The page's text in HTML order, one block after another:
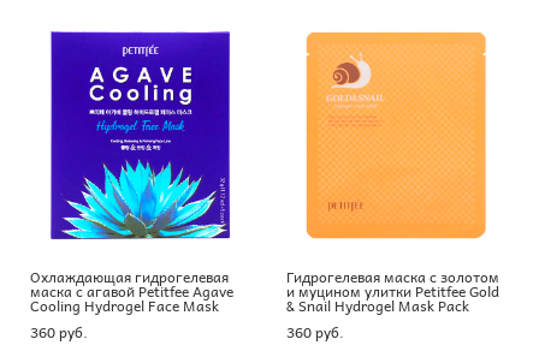
Охлаждающая гидрогелевая
маска с агавой Petitfee Agave
Cooling Hydrogel Face Mask
360 pуб.
Гидрогелевая маска с золотом
и муцином улитки Petitfee Gold
& Snail Hydrogel Mask Pack
360 pуб.